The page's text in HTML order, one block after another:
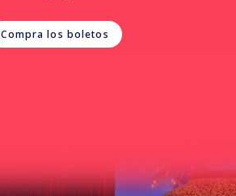
Compra los boletos